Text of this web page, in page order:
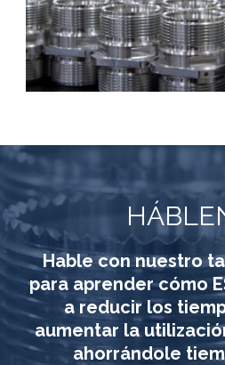
Hable con nuestro
para aprender cómo
a reducir los
aumentar la
ahorrándole